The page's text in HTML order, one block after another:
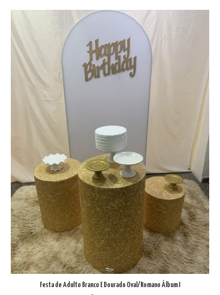
Festa de Adulto Branco E Dourado Oval/Romano Álbum I